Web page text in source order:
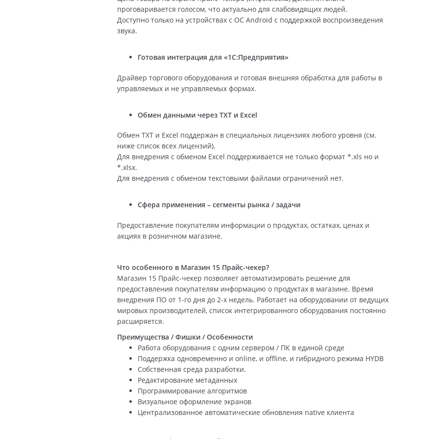
проговаривается голосом, что актуально для слабовидящих людей.
Доступно только на устройствах с ОС Android с поддержкой воспроизведения
звука.
Готовая интеграция для «1С:Предприятия»
Драйвер торгового оборудования и готовая внешняя обработка для работы в
управляемых и не управляемых формах.
Обмен данными через TXT и Excel
Обмен TXT и Excel поддержан в специальных лицензиях любого уровня (см.
ниже список всех лицензий).
Для внедрения с обменом Excel поддерживается не только формат *.xls но и
*.xlsx.
Для внедрения с обменом текстовыми файлами ограничений нет.
Сфера применения – сегменты рынка / задачи
Предоставление покупателям информации о продуктах, остатках, ценах и
акциях в розничном магазине.
Что особенного в Магазин 15 Прайс-чекер?
Магазин 15 Прайс-чекер позволяет автоматизировать решение для
предоставления покупателям информацию о продуктах в магазине. Время
внедрения ПО от 1-го дня до 2-х недель. Работает на оборудовании от ведущих
мировых производителей, список интегрированного оборудования постоянно
расширяется.
Преимущества / Фишки / Особенности
Работа оборудования с одним сервером / ПК в единой среде
Поддержка одновременно и online, и offline, и гибридного режима HYDB
Собственная среда разработки.
Редактирование метаданных
Программирование алгоритмов
Визуальное оформление экранов
Централизованное автоматические обновления native клиента